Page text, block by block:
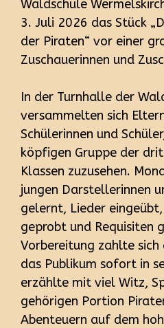
Waldschule
3. Juli 2026 das Stück
der Piraten“ vor einer
Zuschauerinnen und
In der Turnhalle der
versammelten sich
Schülerinnen und
köpfigen Gruppe der
Klassen zuzusehen.
jungen Darstellerinnen
gelernt, Lieder
geprobt und Requisiten
Vorbereitung zahlte sich
das Publikum sofort in
erzählte mit viel Witz,
gehörigen Portion
Abenteuern auf dem